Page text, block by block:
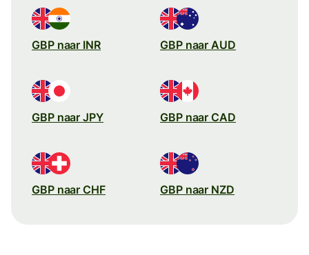
GBP naar INR GBP naar AUD
GBP naar JPY GBP naar CAD
GBP naar CHF GBP naar NZD